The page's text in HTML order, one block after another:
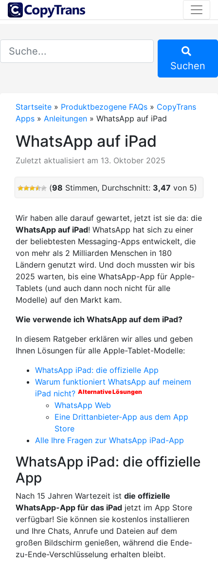
Suchen
Startseite » Produktbezogene FAQs » CopyTrans
Apps » Anleitungen » WhatsApp auf iPad
WhatsApp auf iPad
Zuletzt aktualisiert am 13. Oktober 2025
(98 Stimmen, Durchschnitt: 3,47 von 5)
Wir haben alle darauf gewartet, jetzt ist sie da: die
WhatsApp auf iPad! WhatsApp hat sich zu einer
der beliebtesten Messaging-Apps entwickelt, die
von mehr als 2 Milliarden Menschen in 180
Ländern genutzt wird. Und doch mussten wir bis
2025 warten, bis eine WhatsApp-App für Apple-
Tablets (und auch dann noch nicht für alle
Modelle) auf den Markt kam.
Wie verwende ich WhatsApp auf dem iPad?
In diesem Ratgeber erklären wir alles und geben
Ihnen Lösungen für alle Apple-Tablet-Modelle:
WhatsApp iPad: die offizielle App
Warum funktioniert WhatsApp auf meinem
iPad nicht? Alternative Lösungen
WhatsApp Web
Eine Drittanbieter-App aus dem App
Store
Alle Ihre Fragen zur WhatsApp iPad-App
WhatsApp iPad: die offizielle
App
Nach 15 Jahren Wartezeit ist die offizielle
WhatsApp-App für das iPad jetzt im App Store
verfügbar! Sie können sie kostenlos installieren
und Ihre Chats, Anrufe und Dateien auf dem
großen Bildschirm genießen, während die Ende-
zu-Ende-Verschlüsselung erhalten bleibt.